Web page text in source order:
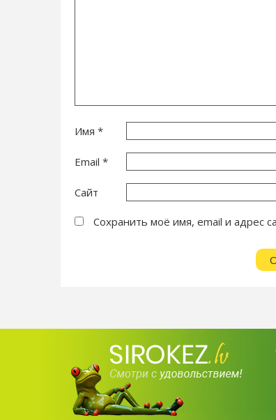
Имя *
Email *
Сайт
Сохранить моё имя, email и адрес